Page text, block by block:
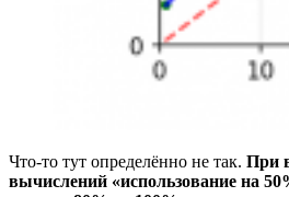
Что-то тут определённо не так. При
вычислений «использование на